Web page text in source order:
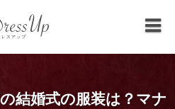
結婚式の服装は？マナ